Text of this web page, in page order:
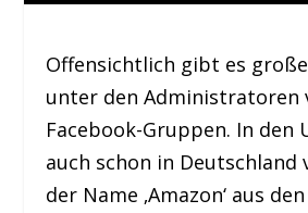
Offensichtlich gibt es
unter den Administratoren
Facebook-Gruppen. In den
auch schon in Deutschland
der Name ‚Amazon‘ aus den